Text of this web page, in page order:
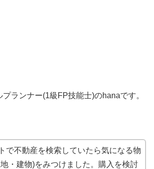
ランナー(1級FP技能士)のhanaです。
で不動産を検索していたら気になる物
・建物)をみつけました。購入を検討